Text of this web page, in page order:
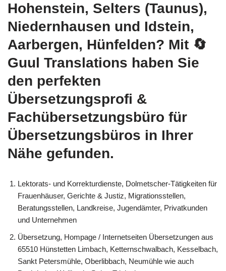
Hohenstein, Selters (Taunus),
Niedernhausen und Idstein,
Aarbergen, Hünfelden? Mit 🔄
Guul Translations haben Sie
den perfekten
Übersetzungsprofi &
Fachübersetzungsbüro für
Übersetzungsbüros in Ihrer
Nähe gefunden.
Lektorats- und Korrekturdienste, Dolmetscher-Tätigkeiten für
Frauenhäuser, Gerichte & Justiz, Migrationsstellen,
Beratungsstellen, Landkreise, Jugendämter, Privatkunden
und Unternehmen
Übersetzung, Hompage / Internetseiten Übersetzungen aus
65510 Hünstetten Limbach, Ketternschwalbach, Kesselbach,
Sankt Petersmühle, Oberlibbach, Neumühle wie auch